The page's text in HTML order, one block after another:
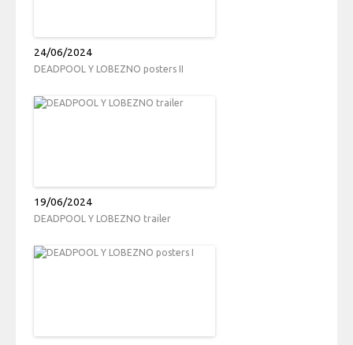
24/06/2024
DEADPOOL Y LOBEZNO posters II
19/06/2024
DEADPOOL Y LOBEZNO trailer